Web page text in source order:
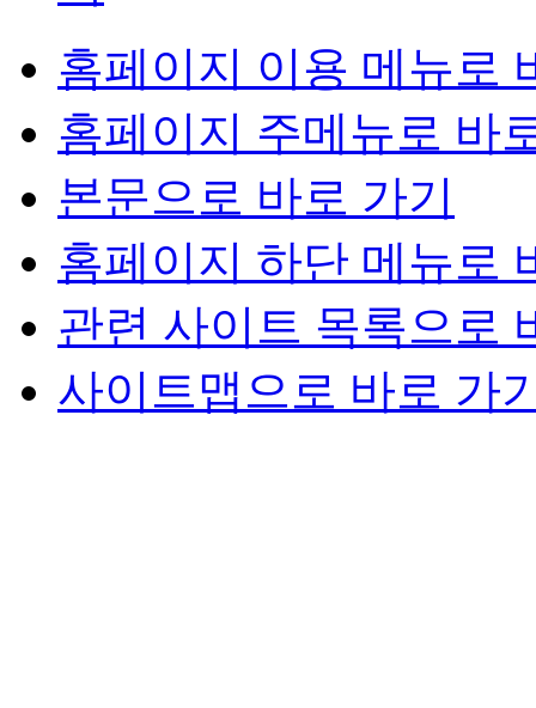
홈페이지 이용 메뉴로
홈페이지 주메뉴로 바
본문으로 바로 가기
홈페이지 하단 메뉴로
관련 사이트 목록으로
사이트맵으로 바로 가